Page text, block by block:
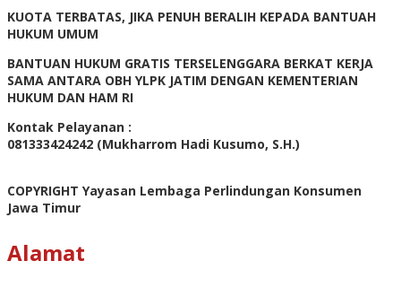
KUOTA TERBATAS, JIKA PENUH BERALIH KEPADA BANTUAH
HUKUM UMUM
BANTUAN HUKUM GRATIS TERSELENGGARA BERKAT KERJA
SAMA ANTARA OBH YLPK JATIM DENGAN KEMENTERIAN
HUKUM DAN HAM RI
Kontak Pelayanan :
081333424242 (Mukharrom Hadi Kusumo, S.H.)
COPYRIGHT Yayasan Lembaga Perlindungan Konsumen
Jawa Timur
Alamat